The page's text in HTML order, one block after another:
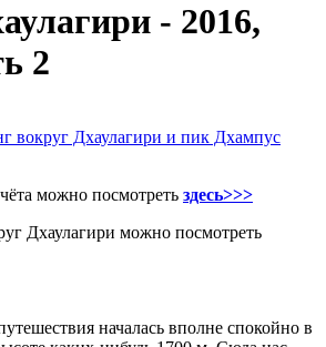
- 2016,
2
вокруг Дхаулагири и пик Дхампус
можно посмотреть здесь>>>
Дхаулагири можно посмотреть
началась вполне спокойно в